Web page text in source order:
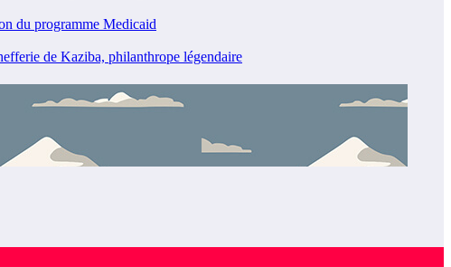
du programme Medicaid
de Kaziba, philanthrope légendaire